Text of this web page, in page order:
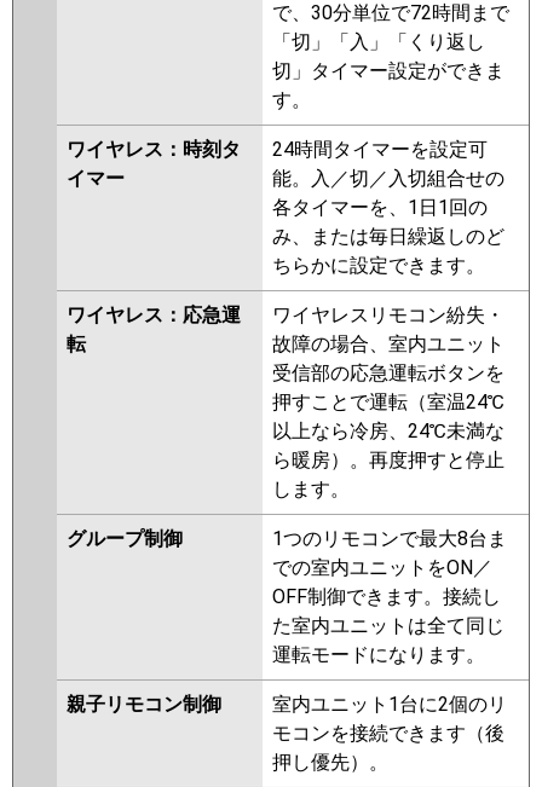
で、30分単位で72時間まで
「切」「入」「くり返し
切」タイマー設定ができま
す。
ワイヤレス：時刻タ
イマー
24時間タイマーを設定可
能。入／切／入切組合せの
各タイマーを、1日1回の
み、または毎日繰返しのど
ちらかに設定できます。
ワイヤレス：応急運
転
ワイヤレスリモコン紛失・
故障の場合、室内ユニット
受信部の応急運転ボタンを
押すことで運転（室温24℃
以上なら冷房、24℃未満な
ら暖房）。再度押すと停止
します。
グループ制御
1つのリモコンで最大8台ま
での室内ユニットをON／
OFF制御できます。接続し
た室内ユニットは全て同じ
運転モードになります。
親子リモコン制御
室内ユニット1台に2個のリ
モコンを接続できます（後
押し優先）。